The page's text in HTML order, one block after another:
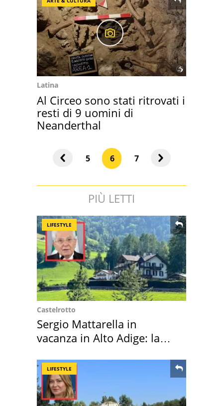
Latina
Al Circeo sono stati ritrovati i
resti di 9 uomini di
Neanderthal
5 6 7
PIÙ LETTI
LIFESTYLE
Castelrotto
Sergio Mattarella in
vacanza in Alto Adige: la
LIFESTYLE